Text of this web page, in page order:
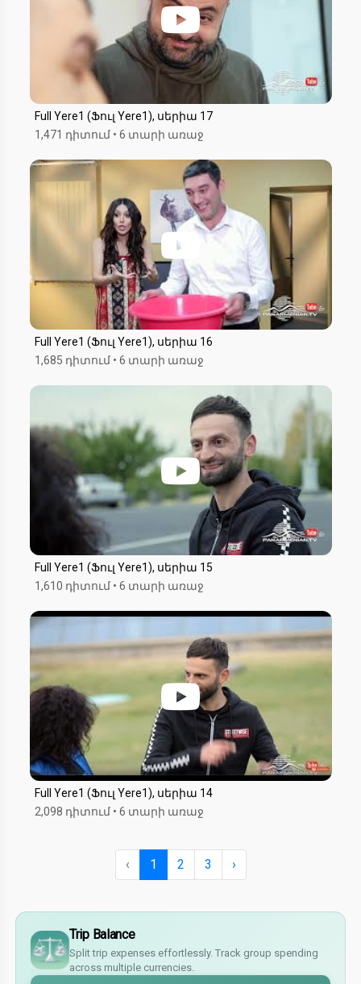
Full Yere1 (Ֆուլ Yere1), սերիա 17
1,471 դիտում• 6 տարի առաջ
Full Yere1 (Ֆուլ Yere1), սերիա 16
1,685 դիտում• 6 տարի առաջ
Full Yere1 (Ֆուլ Yere1), սերիա 15
1,610 դիտում• 6 տարի առաջ
Full Yere1 (Ֆուլ Yere1), սերիա 14
2,098 դիտում• 6 տարի առաջ
‹ 1 2 3 ›
Trip Balance
Split trip expenses effortlessly. Track group spending
across multiple currencies.
$
€
¥
£